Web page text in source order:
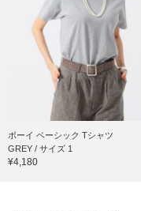
ボーイ ベーシック Tシャツ
GREY / サイズ 1
¥4,180